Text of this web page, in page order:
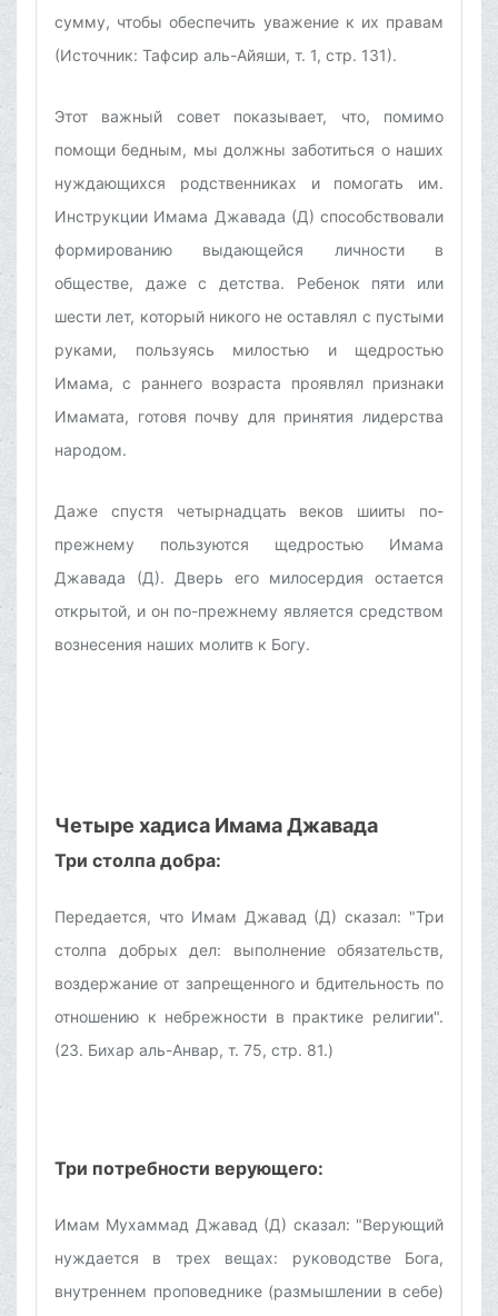
сумму, чтобы обеспечить уважение к их правам
(Источник: Тафсир аль-Айяши, т. 1, стр. 131).
Этот важный совет показывает, что, помимо
помощи бедным, мы должны заботиться о наших
нуждающихся родственниках и помогать им.
Инструкции Имама Джавада (Д) способствовали
формированию выдающейся личности в
обществе, даже с детства. Ребенок пяти или
шести лет, который никого не оставлял с пустыми
руками, пользуясь милостью и щедростью
Имама, с раннего возраста проявлял признаки
Имамата, готовя почву для принятия лидерства
народом.
Даже спустя четырнадцать веков шииты по-
прежнему пользуются щедростью Имама
Джавада (Д). Дверь его милосердия остается
открытой, и он по-прежнему является средством
вознесения наших молитв к Богу.
Четыре хадиса Имама Джавада
Три столпа добра:
Передается, что Имам Джавад (Д) сказал: "Три
столпа добрых дел: выполнение обязательств,
воздержание от запрещенного и бдительность по
отношению к небрежности в практике религии".
(23. Бихар аль-Анвар, т. 75, стр. 81.)
Три потребности верующего:
Имам Мухаммад Джавад (Д) сказал: "Верующий
нуждается в трех вещах: руководстве Бога,
внутреннем проповеднике (размышлении в себе)